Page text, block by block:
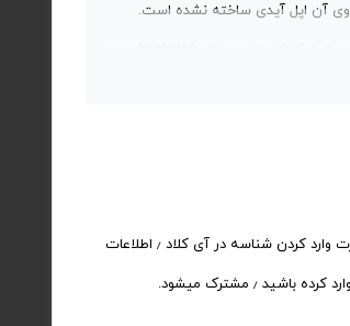
آن اپل آیدی ساخته نشده است.
آیا هر شناسه را میتوان بر روی چند دیوایس اپل استفاده کرده ؟‌ بله . شما میتوانید یک شناسه را برای چندین دیوایس خود استفاده کنید . اما نکته قابل توجه این است که در صورت وارد کردن شناسه در آی کلاد ٫ اطلاعات